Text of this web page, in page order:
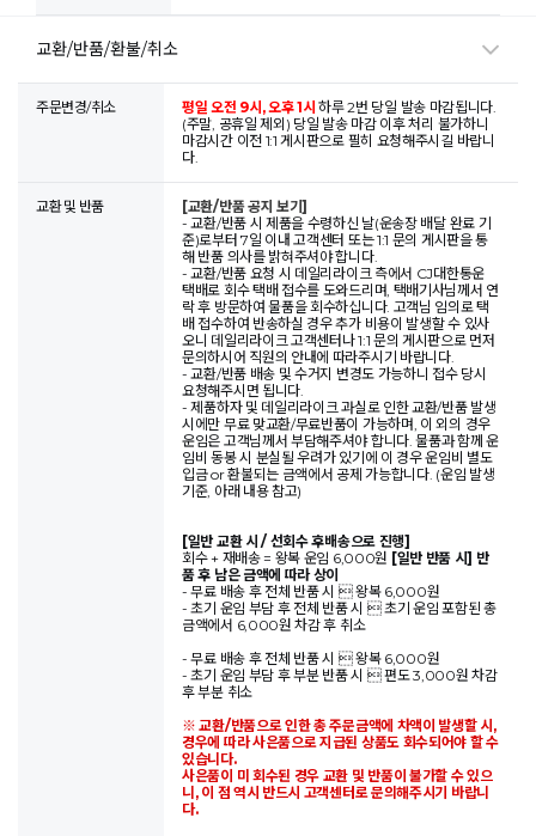
교환/반품/환불/취소
주문변경/취소 평일 오전 9시, 오후 1시하루 2번 당일 발송 마감됩니다.
(주말, 공휴일 제외) 당일 발송 마감 이후 처리 불가하니
마감시간 이전 1:1 게시판으로 필히 요청해주시길 바랍니
다.
교환 및 반품
[교환/반품 공지 보기]
- 교환/반품 시 제품을 수령하신 날(운송장 배달 완료 기
준)로부터 7일 이내 고객센터 또는 1:1 문의 게시판을 통
해 반품 의사를 밝혀주셔야 합니다.
- 교환/반품 요청 시 데일리라이크 측에서 CJ대한통운
택배로 회수 택배 접수를 도와드리며, 택배기사님께서 연
락 후 방문하여 물품을 회수하십니다. 고객님 임의로 택
배 접수하여 반송하실 경우 추가 비용이 발생할 수 있사
오니 데일리라이크 고객센터나 1:1 문의 게시판으로 먼저
문의하시어 직원의 안내에 따라주시기 바랍니다.
- 교환/반품 배송 및 수거지 변경도 가능하니 접수 당시
요청해주시면 됩니다.
- 제품하자 및 데일리라이크 과실로 인한 교환/반품 발생
시에만 무료 맞교환/무료반품이 가능하며, 이 외의 경우
운임은 고객님께서 부담해주셔야 합니다. 물품과 함께 운
임비 동봉 시 분실될 우려가 있기에 이 경우 운임비 별도
입금 or 환불되는 금액에서 공제 가능합니다. (운임 발생
기준, 아래 내용 참고)
[일반 교환 시 / 선회수 후배송으로 진행]
회수 + 재배송 = 왕복 운임 6,000원 [일반 반품 시] 반
품 후 남은 금액에 따라 상이
- 무료 배송 후 전체 반품 시  왕복 6,000원
- 초기 운임 부담 후 전체 반품 시  초기 운임 포함된 총
금액에서 6,000원 차감 후 취소
- 무료 배송 후 전체 반품 시  왕복 6,000원
- 초기 운임 부담 후 부분 반품 시  편도 3,000원 차감
후 부분 취소
※ 교환/반품으로 인한 총 주문금액에 차액이 발생할 시,
경우에 따라 사은품으로 지급된 상품도 회수되어야 할 수
있습니다.
사은품이 미 회수된 경우 교환 및 반품이 불가할 수 있으
니, 이 점 역시 반드시 고객센터로 문의해주시기 바랍니
다.